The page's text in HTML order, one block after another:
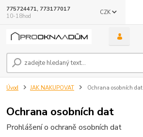
CZK
775724471, 773177017
10-18hod
Úvod JAK NAKUPOVAT Ochrana osobních dat
Ochrana osobních dat
Prohlášení o ochraně osobních dat